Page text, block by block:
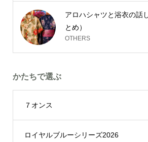
アロハシャツと浴衣の話
とめ）
OTHERS
かたちで選ぶ
７オンス
ロイヤルブルーシリーズ2026